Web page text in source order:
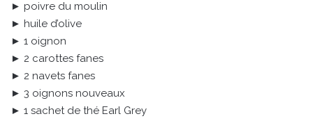
► poivre du moulin
► huile d’olive
► 1 oignon
► 2 carottes fanes
► 2 navets fanes
► 3 oignons nouveaux
► 1 sachet de thé Earl Grey